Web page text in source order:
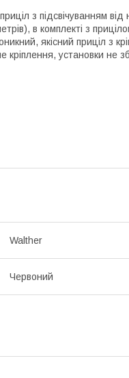
з підсвічуванням від
в комплекті з
якісний приціл з
кріплення, установки не
Walther
Червоний